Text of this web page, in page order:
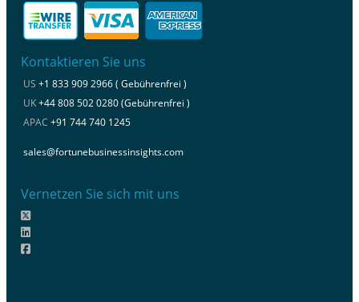
Kontaktieren Sie uns
US +1 833 909 2966 ( Gebührenfrei )
UK+44 808 502 0280 (Gebührenfrei )
APAC +91 744 740 1245
sales@fortunebusinessinsights.com
Vernetzen Sie sich mit uns